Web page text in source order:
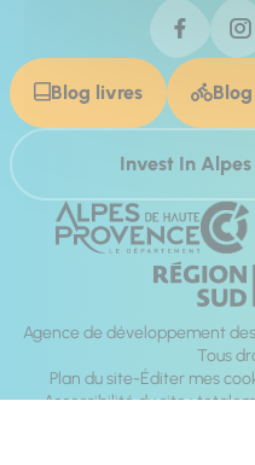
Blog livres
Invest In
Agence de développement
Tous
Plan du site Éditer mes
Accessibilité du site :